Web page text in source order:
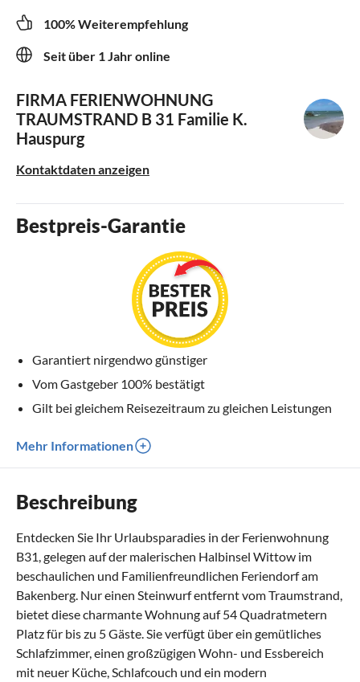
100% Weiterempfehlung
Seit über 1 Jahr online
FIRMA FERIENWOHNUNG
TRAUMSTRAND B 31 Familie K.
Hauspurg
Kontaktdaten anzeigen
Bestpreis-Garantie
Garantiert nirgendwo günstiger
Vom Gastgeber 100% bestätigt
Gilt bei gleichem Reisezeitraum zu gleichen Leistungen
Mehr Informationen
Beschreibung
Entdecken Sie Ihr Urlaubsparadies in der Ferienwohnung
B31, gelegen auf der malerischen Halbinsel Wittow im
beschaulichen und Familienfreundlichen Feriendorf am
Bakenberg. Nur einen Steinwurf entfernt vom Traumstrand,
bietet diese charmante Wohnung auf 54 Quadratmetern
Platz für bis zu 5 Gäste. Sie verfügt über ein gemütliches
Schlafzimmer, einen großzügigen Wohn- und Essbereich
mit neuer Küche, Schlafcouch und ein modern